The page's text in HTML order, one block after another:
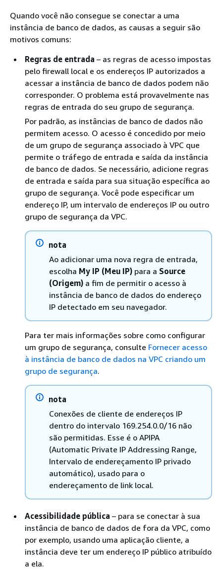
Quando você não consegue se conectar a uma
instância de banco de dados, as causas a seguir são
motivos comuns:
Regras de entrada – as regras de acesso impostas
pelo firewall local e os endereços IP autorizados a
acessar a instância de banco de dados podem não
corresponder. O problema está provavelmente nas
regras de entrada do seu grupo de segurança.
Por padrão, as instâncias de banco de dados não
permitem acesso. O acesso é concedido por meio
de um grupo de segurança associado à VPC que
permite o tráfego de entrada e saída da instância
de banco de dados. Se necessário, adicione regras
de entrada e saída para sua situação específica ao
grupo de segurança. Você pode especificar um
endereço IP, um intervalo de endereços IP ou outro
grupo de segurança da VPC.
nota
Ao adicionar uma nova regra de entrada,
escolha My IP (Meu IP) para a Source
(Origem) a fim de permitir o acesso à
instância de banco de dados do endereço
IP detectado em seu navegador.
Para ter mais informações sobre como configurar
um grupo de segurança, consulte Fornecer acesso
à instância de banco de dados na VPC criando um
grupo de segurança.
nota
Conexões de cliente de endereços IP
dentro do intervalo 169.254.0.0/16 não
são permitidas. Esse é o APIPA
(Automatic Private IP Addressing Range,
Intervalo de endereçamento IP privado
automático), usado para o
endereçamento de link local.
Acessibilidade pública – para se conectar à sua
instância de banco de dados de fora da VPC, como
por exemplo, usando uma aplicação cliente, a
instância deve ter um endereço IP público atribuído
a ela.